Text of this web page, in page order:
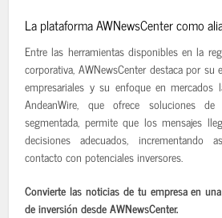
La plataforma AWNewsCenter como
Entre las herramientas disponibles en la
corporativa, AWNewsCenter destaca por su
empresariales y su enfoque en mercados
AndeanWire, que ofrece soluciones
segmentada, permite que los mensajes
decisiones adecuados, incrementando
contacto con potenciales inversores.
Convierte las noticias de tu empresa en
de inversión desde AWNewsCenter.